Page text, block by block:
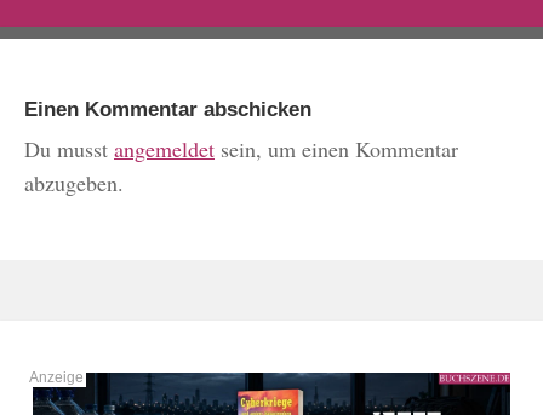
Einen Kommentar abschicken
Du musst angemeldet sein, um einen Kommentar
abzugeben.